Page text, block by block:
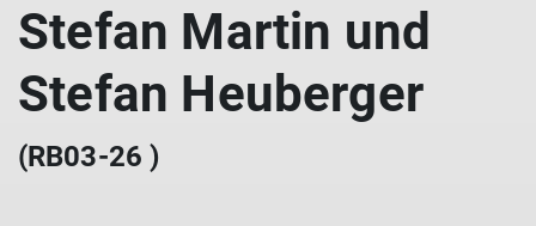
Stefan Martin und
Stefan Heuberger
(RB03-26 )